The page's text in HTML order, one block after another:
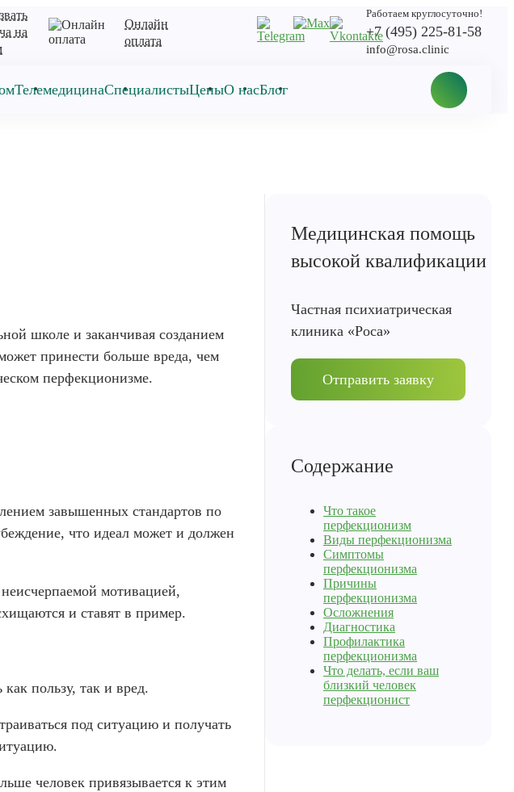
на
Онлайн
оплата
Работаем круглосуточно!
+7 (495) 225-81-58
info@rosa.clinic
ТелемедицинаСпециалистыЦеныО насБлог
школе и заканчивая созданием
принести больше вреда, чем
перфекционизме.
завышенных стандартов по
что идеал может и должен
мотивацией,
и ставят в пример.
пользу, так и вред.
под ситуацию и получать
человек привязывается к этим
Содержание
Что такое
перфекционизм
Виды перфекционизма
Симптомы
перфекционизма
Причины
перфекционизма
Осложнения
Диагностика
Профилактика
перфекционизма
Что делать, если ваш
близкий человек
перфекционист
Медицинская помощь
высокой квалификации
Частная психиатрическая
клиника «Роса»
Отправить заявку